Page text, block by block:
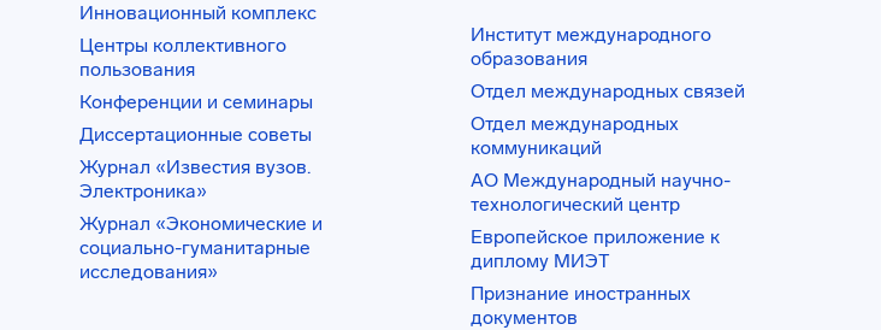
Инновационный комплекс
Центры коллективного
пользования
Конференции и семинары
Диссертационные советы
Журнал «Известия вузов.
Электроника»
Журнал «Экономические и
социально-гуманитарные
исследования»
Институт международного
образования
Отдел международных связей
Отдел международных
коммуникаций
АО Международный научно-
технологический центр
Европейское приложение к
диплому МИЭТ
Признание иностранных
документов